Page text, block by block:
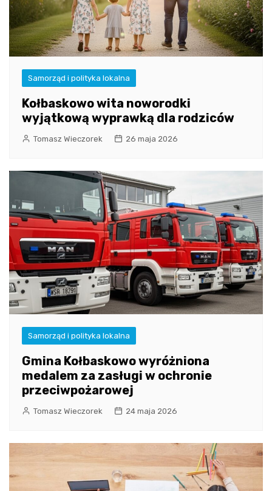
Samorząd i polityka lokalna
Kołbaskowo wita noworodki
wyjątkową wyprawką dla rodziców
Tomasz Wieczorek 26 maja 2026
Samorząd i polityka lokalna
Gmina Kołbaskowo wyróżniona
medalem za zasługi w ochronie
przeciwpożarowej
Tomasz Wieczorek 24 maja 2026